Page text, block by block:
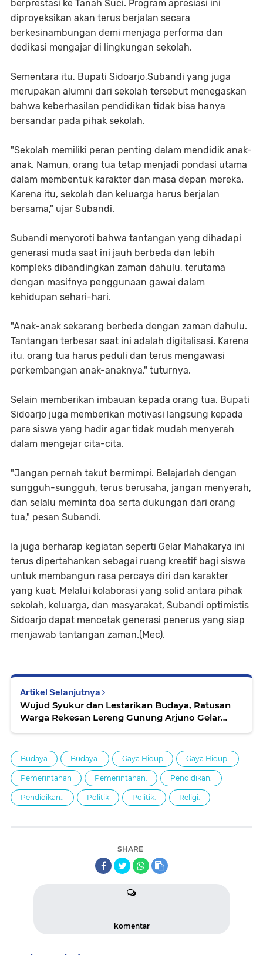
berprestasi ke Tanah Suci. Program apresiasi ini
diproyeksikan akan terus berjalan secara
berkesinambungan demi menjaga performa dan
dedikasi mengajar di lingkungan sekolah.
Sementara itu, Bupati Sidoarjo,Subandi yang juga
merupakan alumni dari sekolah tersebut menegaskan
bahwa keberhasilan pendidikan tidak bisa hanya
bersandar pada pihak sekolah.
‎"Sekolah memiliki peran penting dalam mendidik anak-
anak. Namun, orang tua tetap menjadi pondasi utama
dalam membentuk karakter dan masa depan mereka.
Karena itu, sekolah dan keluarga harus berjalan
bersama," ujar Subandi.
‎Subandi menyoroti bahwa tantangan yang dihadapi
generasi muda saat ini jauh berbeda dan lebih
kompleks dibandingkan zaman dahulu, terutama
dengan masifnya penggunaan gawai dalam
kehidupan sehari-hari.
"Anak-anak sekarang berbeda dengan zaman dahulu.
Tantangan terbesar saat ini adalah digitalisasi. Karena
itu, orang tua harus peduli dan terus mengawasi
perkembangan anak-anaknya," tuturnya.
‎Selain memberikan imbauan kepada orang tua, Bupati
Sidoarjo juga memberikan motivasi langsung kepada
para siswa yang hadir agar tidak mudah menyerah
dalam mengejar cita-cita.
‎"Jangan pernah takut bermimpi. Belajarlah dengan
sungguh-sungguh, terus berusaha, jangan menyerah,
dan selalu meminta doa serta dukungan dari orang
tua," pesan Subandi.
‎Ia juga berharap kegiatan seperti Gelar Mahakarya ini
terus dipertahankan sebagai ruang kreatif bagi siswa
untuk membangun rasa percaya diri dan karakter
yang kuat. Melalui kolaborasi yang solid antara pihak
sekolah, keluarga, dan masyarakat, Subandi optimistis
Sidoarjo dapat mencetak generasi penerus yang siap
menjawab tantangan zaman.(Mec).
Artikel Selanjutnya
Wujud Syukur dan Lestarikan Budaya, Ratusan
Warga Rekesan Lereng Gunung Arjuno Gelar
Budaya Budaya. Gaya Hidup Gaya Hidup.
Pemerintahan Pemerintahan. Pendidikan.
Pendidikan.. Politik Politik. Religi.
SHARE
komentar